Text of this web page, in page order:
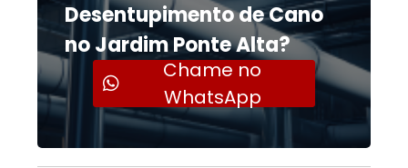
Desentupimento de Cano
no Jardim Ponte Alta?
Chame no
WhatsApp